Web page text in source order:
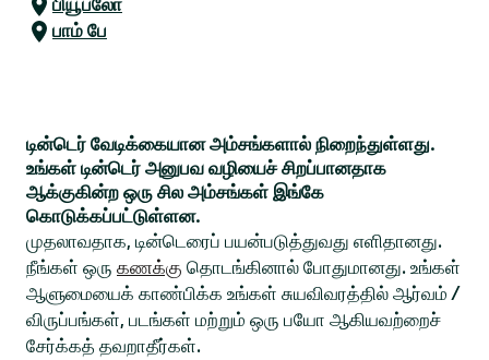
பாம் பே
டின்டெர் வேடிக்கையான அம்சங்களால் நிறைந்துள்ளது.
உங்கள் டின்டெர் அனுபவ வழியைச் சிறப்பானதாக
ஆக்குகின்ற ஒரு சில அம்சங்கள் இங்கே
கொடுக்கப்பட்டுள்ளன.
முதலாவதாக, டின்டெரைப் பயன்படுத்துவது எளிதானது.
நீங்கள் ஒரு கணக்கு தொடங்கினால் போதுமானது. உங்கள்
ஆளுமையைக் காண்பிக்க உங்கள் சுயவிவரத்தில் ஆர்வம் /
விருப்பங்கள், படங்கள் மற்றும் ஒரு பயோ ஆகியவற்றைச்
சேர்க்கத் தவறாதீர்கள்.